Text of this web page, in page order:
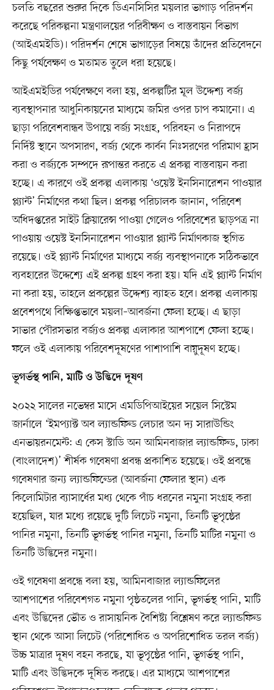
চলতি বছরের শুরুর দিকে ডিএনসিসির ময়লার ভাগাড় পরিদর্শন
করেছে পরিকল্পনা মন্ত্রণালয়ের পরিবীক্ষণ ও বাস্তবায়ন বিভাগ
(আইএমইডি)। পরিদর্শন শেষে ভাগাড়ের বিষয়ে তাঁদের প্রতিবেদনে
কিছু পর্যবেক্ষণ ও মতামত তুলে ধরা হয়েছে।
আইএমইডির পর্যবেক্ষণে বলা হয়, প্রকল্পটির মূল উদ্দেশ্য বর্জ্য
ব্যবস্থাপনার আধুনিকায়নের মাধ্যমে জমির ওপর চাপ কমানো। এ
ছাড়া পরিবেশবান্ধব উপায়ে বর্জ্য সংগ্রহ, পরিবহন ও নিরাপদে
নির্দিষ্ট স্থানে অপসারণ, বর্জ্য থেকে কার্বন নিঃসরণের পরিমাণ হ্রাস
করা ও বর্জ্যকে সম্পদে রূপান্তর করতে এ প্রকল্প বাস্তবায়ন করা
হচ্ছে। এ কারণে ওই প্রকল্প এলাকায় ‘ওয়েস্ট ইনসিনারেশন পাওয়ার
প্ল্যান্ট’ নির্মাণের কথা ছিল। প্রকল্প পরিচালক জানান, পরিবেশ
অধিদপ্তরের সাইট ক্লিয়ারেন্স পাওয়া গেলেও পরিবেশের ছাড়পত্র না
পাওয়ায় ওয়েস্ট ইনসিনারেশন পাওয়ার প্ল্যান্ট নির্মাণকাজ স্থগিত
রয়েছে। ওই প্ল্যান্ট নির্মাণের মাধ্যমে বর্জ্য ব্যবস্থাপনাকে সঠিকভাবে
ব্যবহারের উদ্দেশ্যে এই প্রকল্প গ্রহণ করা হয়। যদি এই প্ল্যান্ট নির্মাণ
না করা হয়, তাহলে প্রকল্পের উদ্দেশ্য ব্যাহত হবে। প্রকল্প এলাকায়
প্রবেশপথে বিক্ষিপ্তভাবে ময়লা–আবর্জনা ফেলা হচ্ছে। এ ছাড়া
সাভার পৌরসভার বর্জ্যও প্রকল্প এলাকার আশপাশে ফেলা হচ্ছে।
ফলে ওই এলাকায় পরিবেশদূষণের পাশাপাশি বায়ুদূষণ হচ্ছে।
ভূগর্ভস্থ পানি, মাটি ও উদ্ভিদে দূষণ
২০২২ সালের নভেম্বর মাসে এমডিপিআইয়ের সয়েল সিস্টেম
জার্নালে ‘ইমপ্যাক্ট অব ল্যান্ডফিল্ড লেচার অন দ্য সারাউন্ডিং
এনভায়রনমেন্ট: এ কেস স্টাডি অন আমিনবাজার ল্যান্ডফিল্ড, ঢাকা
(বাংলাদেশ)’ শীর্ষক গবেষণা প্রবন্ধ প্রকাশিত হয়েছে। ওই প্রবন্ধে
গবেষণার জন্য ল্যান্ডফিল্ডের (আবর্জনা ফেলার স্থান) এক
কিলোমিটার ব্যাসার্ধের মধ্য থেকে পাঁচ ধরনের নমুনা সংগ্রহ করা
হয়েছিল, যার মধ্যে রয়েছে দুটি লিচেট নমুনা, তিনটি ভূপৃষ্ঠের
পানির নমুনা, তিনটি ভূগর্ভস্থ পানির নমুনা, তিনটি মাটির নমুনা ও
তিনটি উদ্ভিদের নমুনা।
ওই গবেষণা প্রবন্ধে বলা হয়, আমিনবাজার ল্যান্ডফিলের
আশপাশের পরিবেশগত নমুনা পৃষ্ঠতলের পানি, ভূগর্ভস্থ পানি, মাটি
এবং উদ্ভিদের ভৌত ও রাসায়নিক বৈশিষ্ট্য বিশ্লেষণ করে ল্যান্ডফিল্ড
স্থান থেকে আসা লিচেট (পরিশোধিত ও অপরিশোধিত তরল বর্জ্য)
উচ্চ মাত্রার দূষণ বহন করছে, যা ভূপৃষ্ঠের পানি, ভূগর্ভস্থ পানি,
মাটি এবং উদ্ভিদকে দূষিত করছে। এর মাধ্যমে আশপাশের